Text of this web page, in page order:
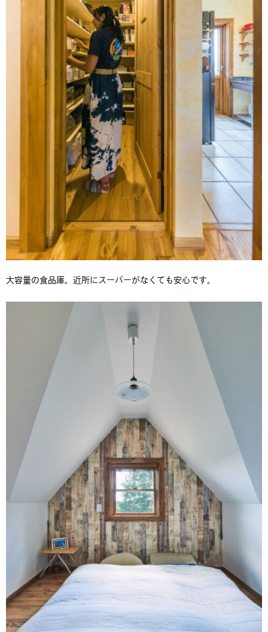
大容量の食品庫。近所にスーパーがなくても安心です。